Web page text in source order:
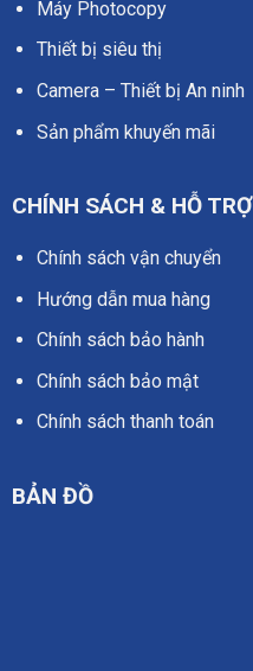
Máy Photocopy
Thiết bị siêu thị
Camera – Thiết bị An ninh
Sản phẩm khuyến mãi
CHÍNH SÁCH & HỖ TRỢ
Chính sách vận chuyển
Hướng dẫn mua hàng
Chính sách bảo hành
Chính sách bảo mật
Chính sách thanh toán
BẢN ĐỒ